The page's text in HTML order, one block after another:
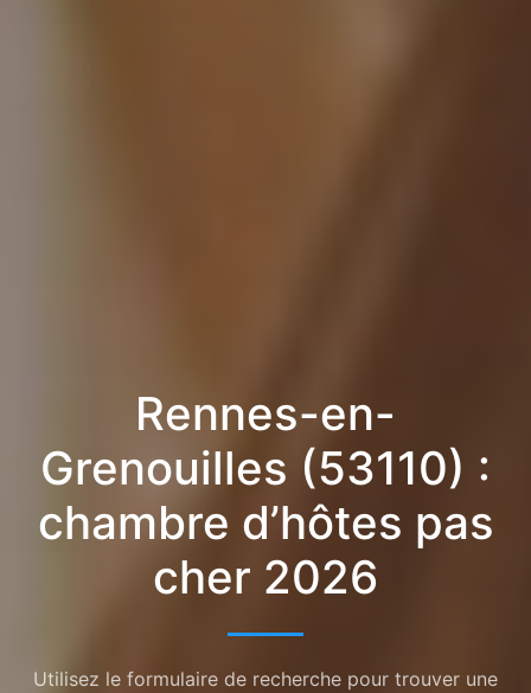
Rennes-en-
Grenouilles (53110) :
chambre d’hôtes pas
cher 2026
Utilisez le formulaire de recherche pour trouver une